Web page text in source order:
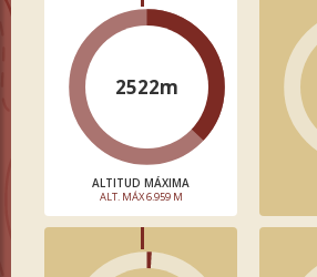
2522m
ALTITUD MÁXIMA
ALT. MÁX 6.959 M